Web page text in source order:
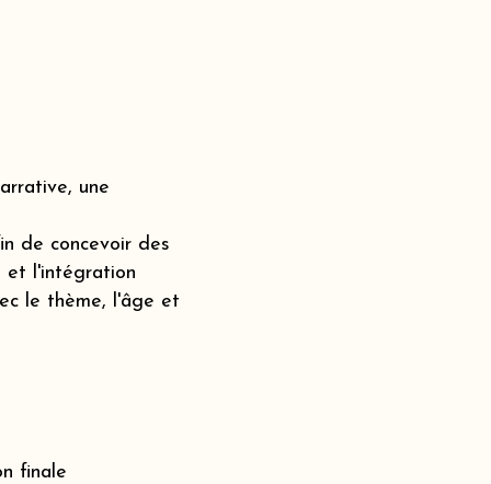
une
de concevoir des
et l'intégration
le thème, l'âge et
finale